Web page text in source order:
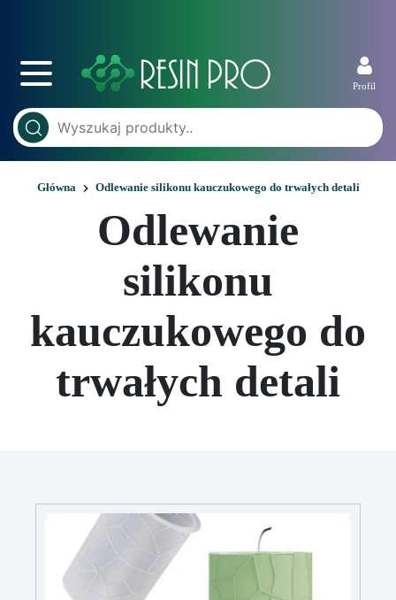
Profil
Główna Odlewanie silikonu kauczukowego do trwałych detali
Odlewanie
silikonu
kauczukowego do
trwałych detali